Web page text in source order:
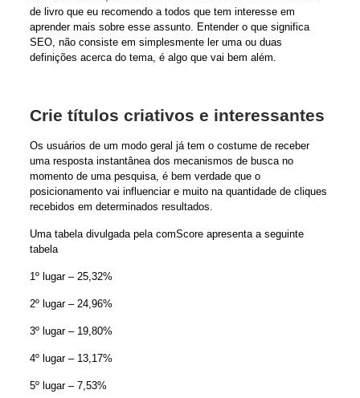
de livro que eu recomendoa todos que tem interesse em
aprender mais sobre esse assunto. Entender o que significa
SEO, não consiste em simplesmente ler uma ou duas
definições acerca do tema, é algo que vai bem além.
Crie títulos criativos e interessantes
Os usuários de um modo geral já tem o costume de receber
uma resposta instantânea dos mecanismos de busca no
momento de uma pesquisa, é bem verdade que o
posicionamento vai influenciar e muito na quantidade de cliques
recebidos em determinados resultados.
Uma tabela divulgada pela comScore apresenta a seguinte
tabela
1º lugar – 25,32%
2º lugar – 24,96%
3º lugar – 19,80%
4º lugar – 13,17%
5º lugar – 7,53%